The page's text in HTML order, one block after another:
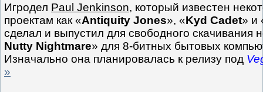
Игродел Paul Jenkinson, который известен
проектам как «Antiquity Jones», «Kyd Cadet» и
сделал и выпустил для свободного скачивания
Nutty Nightmare» для 8-битных бытовых
Изначально она планировалась к релизу под
»